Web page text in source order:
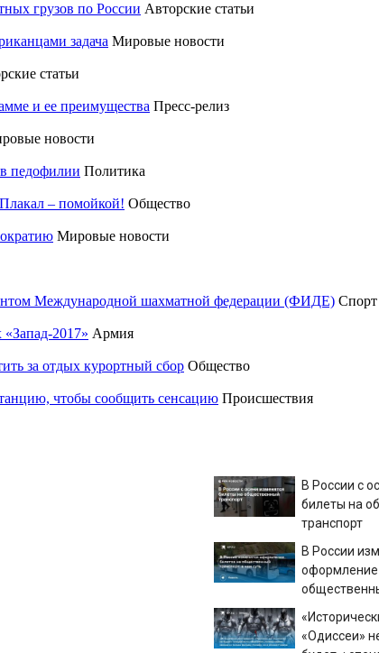
грузов по России Авторские статьи
задача Мировые новости
статьи
и ее преимущества Пресс-релиз
новости
педофилии Политика
– помойкой! Общество
Мировые новости
Международной шахматной федерации (ФИДЕ) Спорт
2017» Армия
за отдых курортный сбор Общество
чтобы сообщить сенсацию Происшествия
В России с
билеты на
транспорт
В России
оформление
«Одиссеи»